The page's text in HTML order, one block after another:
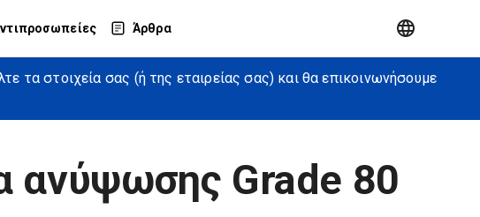
Άρθρα
στοιχεία σας (ή της εταιρείας σας) και θα επικοινωνήσουμε
ανύψωσης Grade 80